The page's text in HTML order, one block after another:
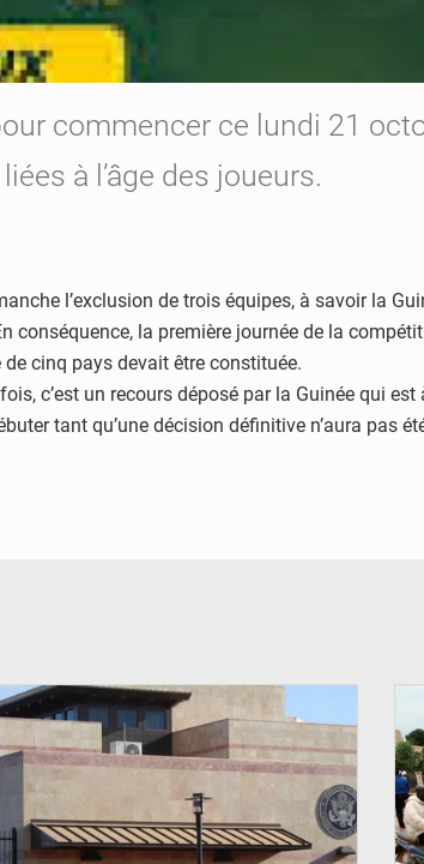
commencer ce lundi 21
à l’âge des joueurs.
l’exclusion de trois équipes, à savoir la
conséquence, la première journée de la
cinq pays devait être constituée.
c’est un recours déposé par la Guinée qui
tant qu’une décision définitive n’aura pas